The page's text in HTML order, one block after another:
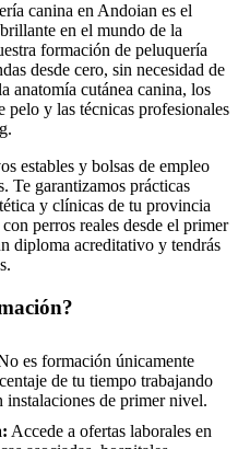
canina en Andoian es el
en el mundo de la
formación de peluquería
desde cero, sin necesidad de
anatomía cutánea canina, los
pelo y las técnicas profesionales
estables y bolsas de empleo
Te garantizamos prácticas
y clínicas de tu provincia
perros reales desde el primer
diploma acreditativo y tendrás
es formación únicamente
de tu tiempo trabajando
instalaciones de primer nivel.
Accede a ofertas laborales en